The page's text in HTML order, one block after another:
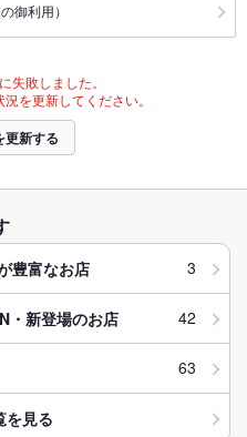
御利用）
失敗しました。
を更新してください。
更新する
豊富なお店 3
・新登場のお店 42
63
を見る